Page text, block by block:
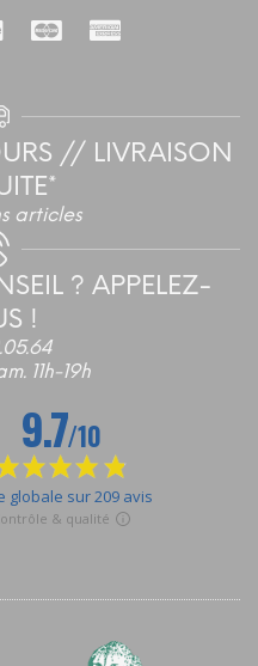
// LIVRAISON
articles
? APPELEZ-
!
11h-19h